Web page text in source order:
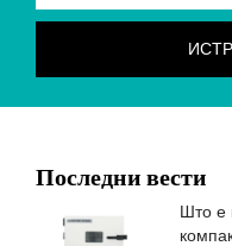
Последни вести
Што е